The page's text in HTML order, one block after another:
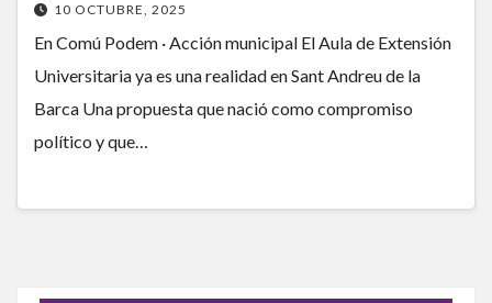
10 OCTUBRE, 2025
En Comú Podem · Acción municipal El Aula de Extensión
Universitaria ya es una realidad en Sant Andreu de la
Barca Una propuesta que nació como compromiso
político y que…